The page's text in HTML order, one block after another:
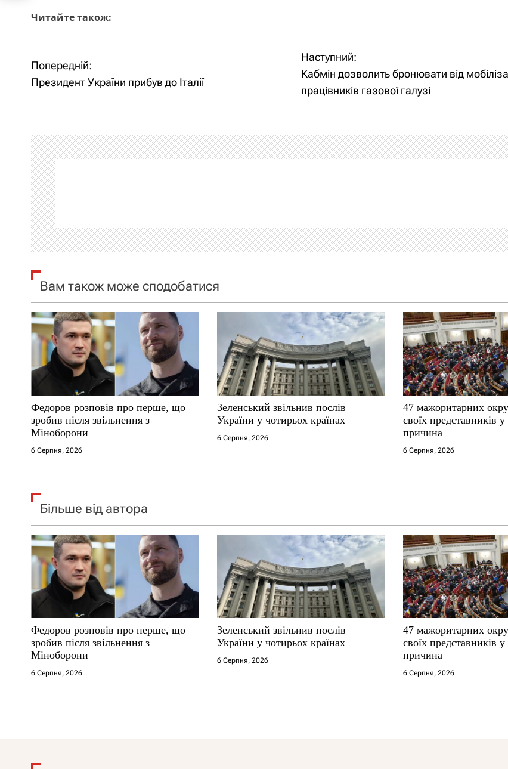
Читайте також:
Н
а
і
г
а
ц
і
я
а
п
и
с
і
в
Попередній:
Президент України прибув до Італії
Наступний:
Кабмін дозволить бронювати від
працівників газової галузі
Вам також може сподобатися
Федоров розповів про перше, що
зробив після звільнення з
Міноборони
6 Серпня, 2026
Зеленський звільнив послів
України у чотирьох країнах
6 Серпня, 2026
47 мажоритарних
своїх представників у
причина
6 Серпня, 2026
Більше від автора
Федоров розповів про перше, що
зробив після звільнення з
Міноборони
6 Серпня, 2026
Зеленський звільнив послів
України у чотирьох країнах
6 Серпня, 2026
47 мажоритарних
своїх представників у
причина
6 Серпня, 2026